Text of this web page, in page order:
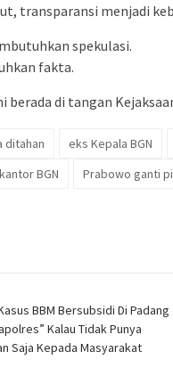
transparansi menjadi
spekulasi.
fakta.
berada di tangan
ditahan eks Kepala BGN
BGN
Prabowo ganti
BBM Bersubsidi Di Padang
Kalau Tidak Punya
Saja Kepada Masyarakat